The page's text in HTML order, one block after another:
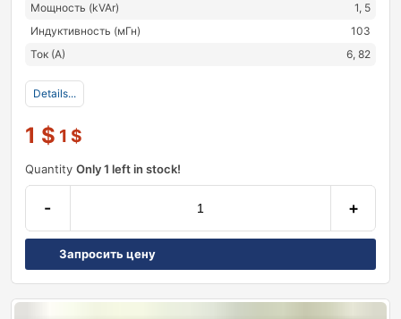
Мощность (kVAr)
1, 5
Индуктивность (мГн)
103
Ток (А)
6, 82
Details...
1 $ 1 $
Quantity Only 1 left in stock!
- +
Запросить цену